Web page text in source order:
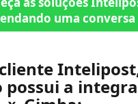
uma conversa
cliente
possui a